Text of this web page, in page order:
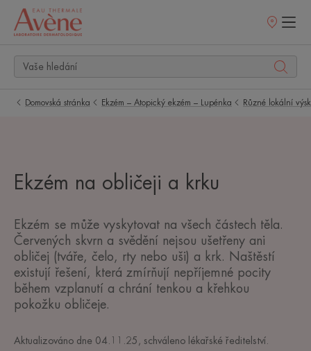
Prodejní
Domovská stránka Ekzém – Atopický ekzém – Lupénka Různé lokální
Ekzém na obličeji a krku
Ekzém se může vyskytovat na všech částech těla.
Červených skvrn a svědění nejsou ušetřeny ani
obličej (tváře, čelo, rty nebo uši) a krk. Naštěstí
existují řešení, která zmírňují nepříjemné pocity
během vzplanutí a chrání tenkou a křehkou
pokožku obličeje.
Aktualizováno dne 04.11.25 , schváleno lékařské ředitelství